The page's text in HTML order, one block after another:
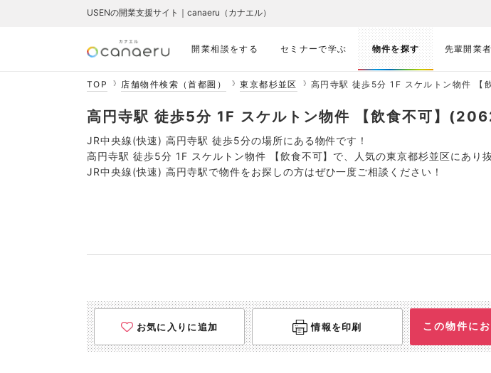
開業相談をする セミナーで学ぶ 物件を探す 先輩開業
USENの開業支援サイト｜canaeru（カナエル）
TOP 店舗物件検索（首都圏） 東京都杉並区 高円寺駅 徒歩5分 1F スケルトン物件 【
高円寺駅 徒歩5分 1F スケルトン物件 【飲食不可】
JR中央線(快速) 高円寺駅 徒歩5分の場所にある物件です！
高円寺駅 徒歩5分 1F スケルトン物件 【飲食不可】で、人気の東京都杉並区にあり抜
JR中央線(快速) 高円寺駅で物件をお探しの方はぜひ一度ご相談ください！
お気に入りに追加 情報を印刷 この物件に